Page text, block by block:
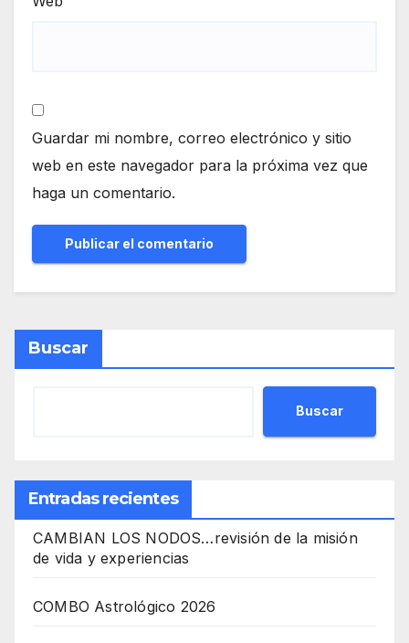
Guardar mi nombre, correo electrónico y sitio
web en este navegador para la próxima vez que
haga un comentario.
Buscar
Buscar
Entradas recientes
CAMBIAN LOS NODOS…revisión de la misión
de vida y experiencias
COMBO Astrológico 2026